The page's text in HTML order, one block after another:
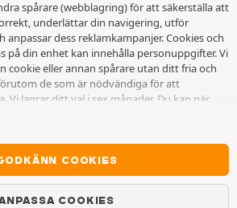
spårare (webblagring) för att säkerställa att
underlättar din navigering, utför
dess reklamkampanjer. Cookies och
på din enhet kan innehålla personuppgifter. Vi
cookie eller annan spårare utan ditt fria och
de som är nödvändiga för att
Vi lagrar ditt val i sex månader. Du kan när
Vägran hindrar inte tillgång till tjänsterna
information hänvisar vi till
COOKIES
COOKIES